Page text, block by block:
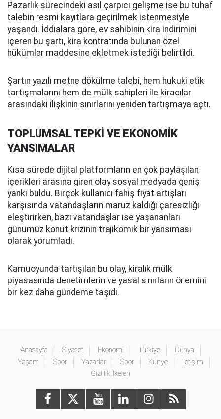
Pazarlık sürecindeki asıl çarpıcı gelişme ise bu tuhaf
talebin resmi kayıtlara geçirilmek istenmesiyle
yaşandı. İddialara göre, ev sahibinin kira indirimini
içeren bu şartı, kira kontratında bulunan özel
hükümler maddesine ekletmek istediği belirtildi.
Şartın yazılı metne dökülme talebi, hem hukuki etik
tartışmalarını hem de mülk sahipleri ile kiracılar
arasındaki ilişkinin sınırlarını yeniden tartışmaya açtı.
TOPLUMSAL TEPKİ VE EKONOMİK
YANSIMALAR
Kısa sürede dijital platformların en çok paylaşılan
içerikleri arasına giren olay sosyal medyada geniş
yankı buldu. Birçok kullanıcı fahiş fiyat artışları
karşısında vatandaşların maruz kaldığı çaresizliği
eleştirirken, bazı vatandaşlar ise yaşananları
günümüz konut krizinin trajikomik bir yansıması
olarak yorumladı.
Kamuoyunda tartışılan bu olay, kiralık mülk
piyasasında denetimlerin ve yasal sınırların önemini
bir kez daha gündeme taşıdı.
Anasayfa Siyaset Ekonomi Türkiye
Dünya
Yaşam
Spor Yazarlar Spor Künye
İletişim
Gizlilik İlkeleri